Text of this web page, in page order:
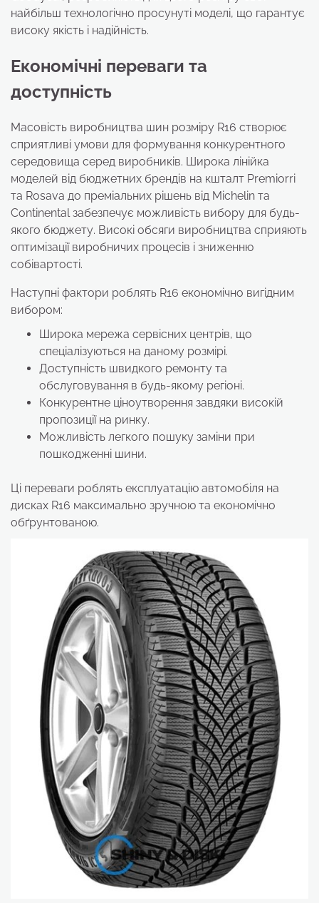
найбільш технологічно просунуті моделі, що гарантує
високу якість і надійність.
Економічні переваги та
доступність
Масовість виробництва шин розміру R16 створює
сприятливі умови для формування конкурентного
середовища серед виробників. Широка лінійка
моделей від бюджетних брендів на кшталт Premiorri
та Rosava до преміальних рішень від Michelin та
Continental забезпечує можливість вибору для будь-
якого бюджету. Високі обсяги виробництва сприяють
оптимізації виробничих процесів і зниженню
собівартості.
Наступні фактори роблять R16 економічно вигідним
вибором:
Широка мережа сервісних центрів, що
спеціалізуються на даному розмірі.
Доступність швидкого ремонту та
обслуговування в будь-якому регіоні.
Конкурентне ціноутворення завдяки високій
пропозиції на ринку.
Можливість легкого пошуку заміни при
пошкодженні шини.
Ці переваги роблять експлуатацію автомобіля на
дисках R16 максимально зручною та економічно
обґрунтованою.